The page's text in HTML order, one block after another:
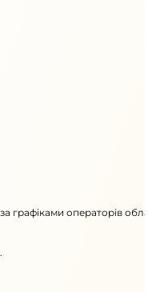
графіками операторів